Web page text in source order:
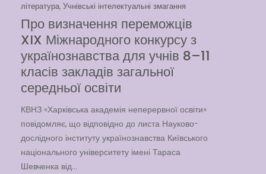
Читати далі
література, Учнівські інтелектуальні змагання
Про визначення переможців
XIX Міжнародного конкурсу з
українознавства для учнів 8–11
класів закладів загальної
середньої освіти
КВНЗ «Харківська академія неперервної освіти»
повідомляє, що відповідно до листа Науково-
дослідного інституту українознавства Київського
національного університету імені Тараса
Шевченка від...